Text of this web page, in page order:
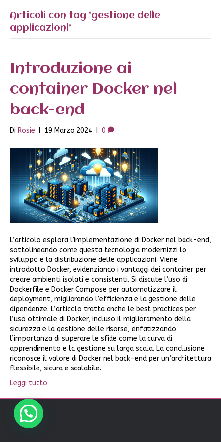
Articoli con tag ‘gestione delle
applicazioni’
Introduzione ai
container Docker nel
back-end
Di Rosie 19 Marzo 2024 0
L’articolo esplora l’implementazione di Docker nel back-end,
sottolineando come questa tecnologia modernizzi lo
sviluppo e la distribuzione delle applicazioni. Viene
introdotto Docker, evidenziando i vantaggi dei container per
creare ambienti isolati e consistenti. Si discute l’uso di
Dockerfile e Docker Compose per automatizzare il
deployment, migliorando l’efficienza e la gestione delle
dipendenze. L’articolo tratta anche le best practices per
l’uso ottimale di Docker, incluso il miglioramento della
sicurezza e la gestione delle risorse, enfatizzando
l’importanza di superare le sfide come la curva di
apprendimento e la gestione su larga scala. La conclusione
riconosce il valore di Docker nel back-end per un’architettura
flessibile, sicura e scalabile.
Leggi tutto